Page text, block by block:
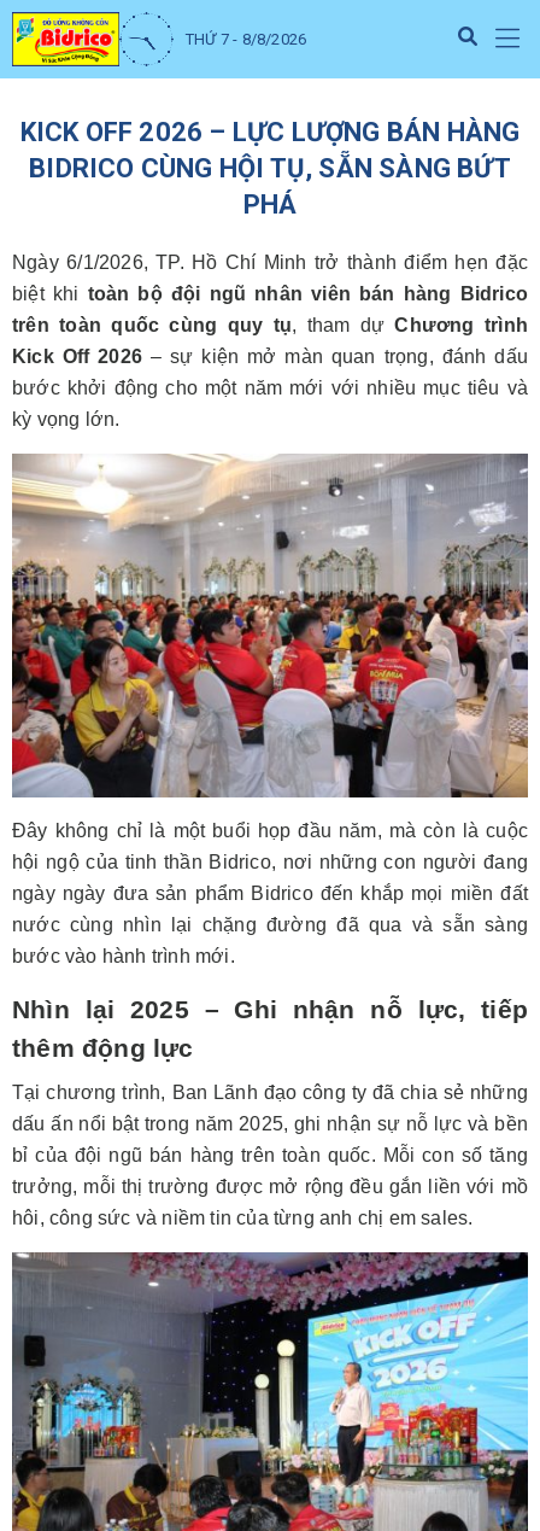
THỨ 7 - 8/8/2026
KICK OFF 2026 – LỰC LƯỢNG BÁN HÀNG
BIDRICO CÙNG HỘI TỤ, SẴN SÀNG BỨT
PHÁ
Ngày 6/1/2026, TP. Hồ Chí Minh trở thành điểm hẹn đặc
biệt khi toàn bộ đội ngũ nhân viên bán hàng Bidrico
trên toàn quốc cùng quy tụ, tham dựChương trình
Kick Off 2026 – sự kiện mở màn quan trọng, đánh dấu
bước khởi động cho một năm mới với nhiều mục tiêu và
kỳ vọng lớn.
Đây không chỉ là một buổi họp đầu năm, mà còn là cuộc
hội ngộ của tinh thần Bidrico, nơi những con người đang
ngày ngày đưa sản phẩm Bidrico đến khắp mọi miền đất
nước cùng nhìn lại chặng đường đã qua và sẵn sàng
bước vào hành trình mới.
Nhìn lại 2025 – Ghi nhận nỗ lực, tiếp
thêm động lực
Tại chương trình, Ban Lãnh đạo công ty đã chia sẻ những
dấu ấn nổi bật trong năm 2025, ghi nhận sự nỗ lực và bền
bỉ của đội ngũ bán hàng trên toàn quốc. Mỗi con số tăng
trưởng, mỗi thị trường được mở rộng đều gắn liền với mồ
hôi, công sức và niềm tin của từng anh chị em sales.